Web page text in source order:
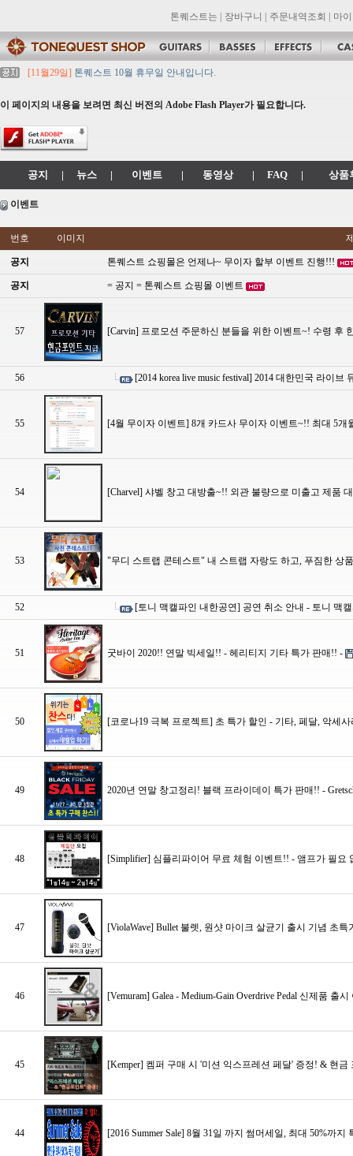
톤퀘스트는 장바구니 주문내역조회 마
[11월29일] 톤퀘스트 10월 휴무일 안내입니다.
[11월29일]톤퀘스트쇼핑몰 리뉴얼 되었습니다. -> .com 에서 .co.kr 로 변경됩
[11월29일]
[대리점 모집] Gretsch, Jackson 대리점 모집!! 그레치기타, 잭슨기
이 페이지의 내용을 보려면 최신 버전의 Adobe Flash Player가 필요합니다.
공지 | 뉴스 | 이벤트 | 동영상 | FAQ | 상품
이벤트
번호 이미지
공지 톤퀘스트 쇼핑몰은 언제나~ 무이자 할부 이벤트 진행!!!
공지 = 공지 = 톤퀘스트 쇼핑몰 이벤트
57 [Carvin] 프로모션 주문하신 분들을 위한 이벤트~! 수령 후
56 [2014 korea live music festival] 2014 대한민국 라이
55 [4월 무이자 이벤트] 8개 카드사 무이자 이벤트~!! 최대 5
54 [Charvel] 샤벨 창고 대방출~!! 외관 불량으로 미출고 제품
53 "무디 스트랩 콘테스트" 내 스트랩 자랑도 하고, 푸짐한 상
52 [토니 맥캘파인 내한공연] 공연 취소 안내 - 토니 맥
51 굿바이 2020!! 연말 빅세일!! - 헤리티지 기타 특가 판매!! -
50 [코로나19 극복 프로젝트] 초 특가 할인 - 기타, 페달, 악세
49 2020년 연말 창고정리! 블랙 프라이데이 특가 판매!! -
48 [Simplifier] 심플리파이어 무료 체험 이벤트!! - 앰프가 필
47 [ViolaWave] Bullet 불렛, 원샷 마이크 살균기 출시 기념 초특
46 [Vemuram] Galea - Medium-Gain Overdrive Pedal 신제품
45 [Kemper] 켐퍼 구매 시 '미션 익스프레션 페달' 증정! & 현금
44 [2016 Summer Sale] 8월 31일 까지 썸머세일, 최대 50%까지